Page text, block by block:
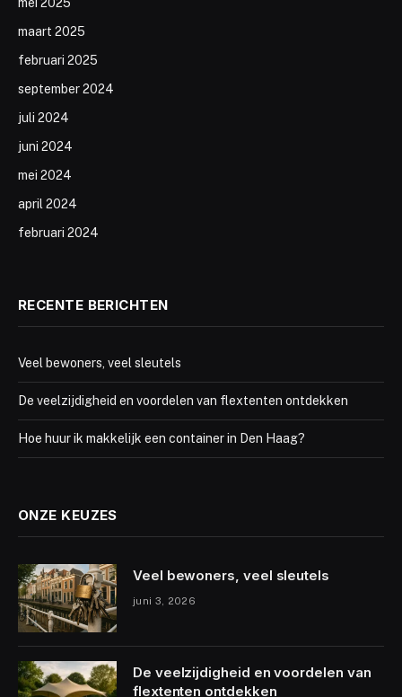
maart 2025
februari 2025
september 2024
juli 2024
juni 2024
mei 2024
april 2024
februari 2024
RECENTE BERICHTEN
Veel bewoners, veel sleutels
De veelzijdigheid en voordelen van flextenten ontdekken
Hoe huur ik makkelijk een container in Den Haag?
ONZE KEUZES
Veel bewoners, veel sleutels
juni 3, 2026
De veelzijdigheid en voordelen van
flextenten ontdekken